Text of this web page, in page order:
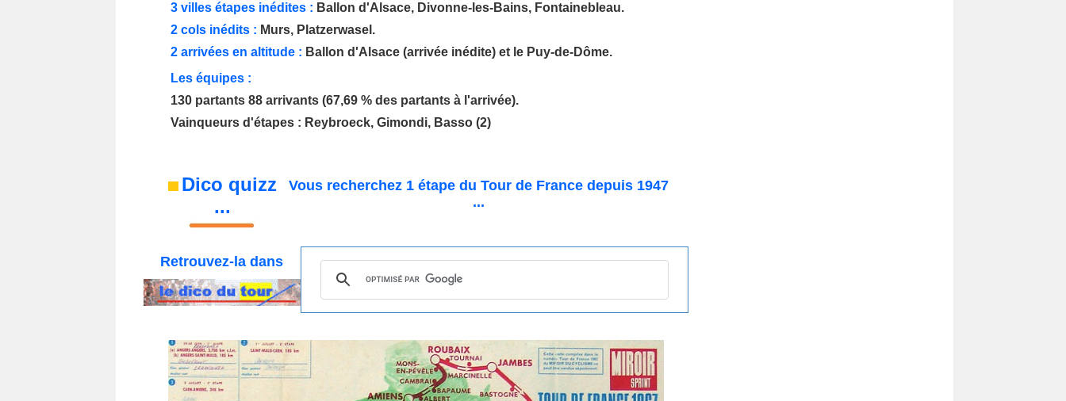
3 villes étapes inédites : Ballon d'Alsace, Divonne-les-Bains, Fontainebleau.
2 cols inédits : Murs, Platzerwasel.
2 arrivées en altitude : Ballon d'Alsace (arrivée inédite) et le Puy-de-Dôme.
Les équipes :
130 partants 88 arrivants (67,69 % des partants à l'arrivée).
Vainqueurs d'étapes : Reybroeck, Gimondi, Basso (2)
Dico quizz
...
Vous recherchez 1 étape du Tour de France depuis 1947
...
Retrouvez-la dans